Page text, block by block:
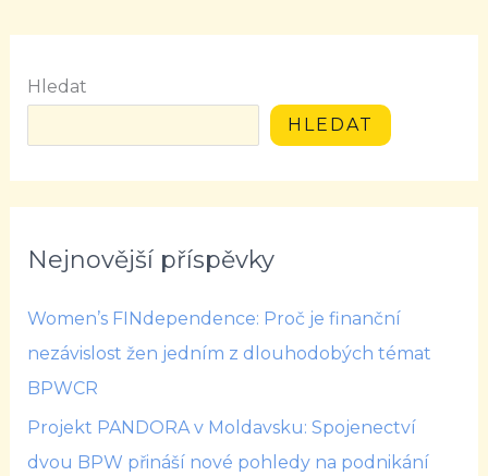
Hledat
HLEDAT
Nejnovější příspěvky
Women’s FINdependence: Proč je finanční
nezávislost žen jedním z dlouhodobých témat
BPWCR
Projekt PANDORA v Moldavsku: Spojenectví
dvou BPW přináší nové pohledy na podnikání